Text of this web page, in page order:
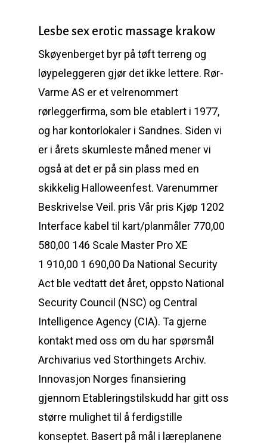
Lesbe sex erotic massage krakow
Skøyenberget byr på tøft terreng og
løypeleggeren gjør det ikke lettere. Rør-
Varme AS er et velrenommert
rørleggerfirma, som ble etablert i 1977,
og har kontorlokaler i Sandnes. Siden vi
er i årets skumleste måned mener vi
også at det er på sin plass med en
skikkelig Halloweenfest. Varenummer
Beskrivelse Veil. pris Vår pris Kjøp 1202
Interface kabel til kart/planmåler 770,00
580,00 146 Scale Master Pro XE
1 910,00 1 690,00 Da National Security
Act ble vedtatt det året, oppsto National
Security Council (NSC) og Central
Intelligence Agency (CIA). Ta gjerne
kontakt med oss om du har spørsmål
Archivarius ved Storthingets Archiv.
Innovasjon Norges finansiering
gjennom Etableringstilskudd har gitt oss
større mulighet til å ferdigstille
konseptet. Basert på mål i læreplanene